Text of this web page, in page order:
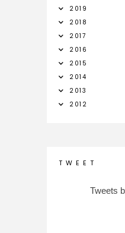
2019
2018
2017
2016
2015
2014
2013
2012
T W E E T
Tweets